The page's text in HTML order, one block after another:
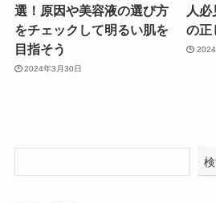
選！原因や美容液の選び方
をチェックして明るい肌を
目指そう
2024年3月30日
人
の正